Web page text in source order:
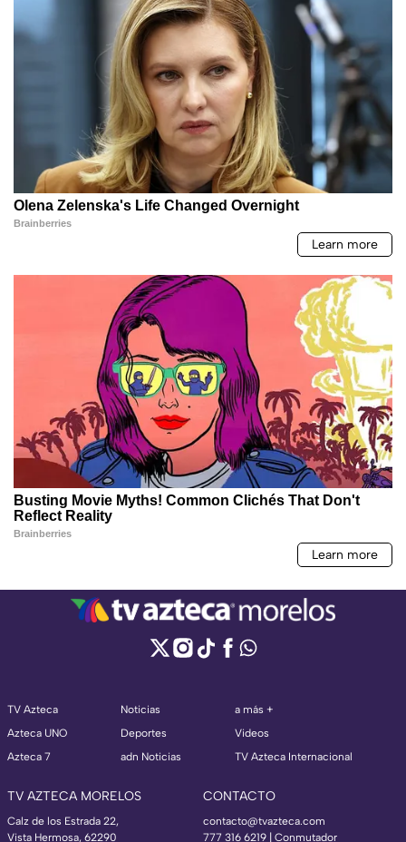
TV Azteca
Azteca UNO
Azteca 7
Noticias
Deportes
adn Noticias
a más +
Videos
TV Azteca Internacional
TV AZTECA MORELOS
Calz de los Estrada 22,
Vista Hermosa, 62290
CONTACTO
contacto@tvazteca.com
777 316 6219 | Conmutador